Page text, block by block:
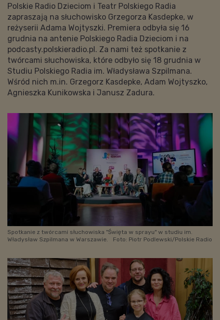
Polskie Radio Dzieciom i Teatr Polskiego Radia
zapraszają na słuchowisko Grzegorza Kasdepke, w
reżyserii Adama Wojtyszki. Premiera odbyła się 16
grudnia na antenie Polskiego Radia Dzieciom i na
podcasty.polskieradio.pl. Za nami też spotkanie z
twórcami słuchowiska, które odbyło się 18 grudnia w
Studiu Polskiego Radia im. Władysława Szpilmana.
Wśród nich m.in. Grzegorz Kasdepke, Adam Wojtyszko,
Agnieszka Kunikowska i Janusz Zadura.
Spotkanie z twórcami słuchowiska "Święta w sprayu" w studiu im.
Władysław Szpilmana w Warszawie.
Foto: Piotr Podlewski/Polskie Radio